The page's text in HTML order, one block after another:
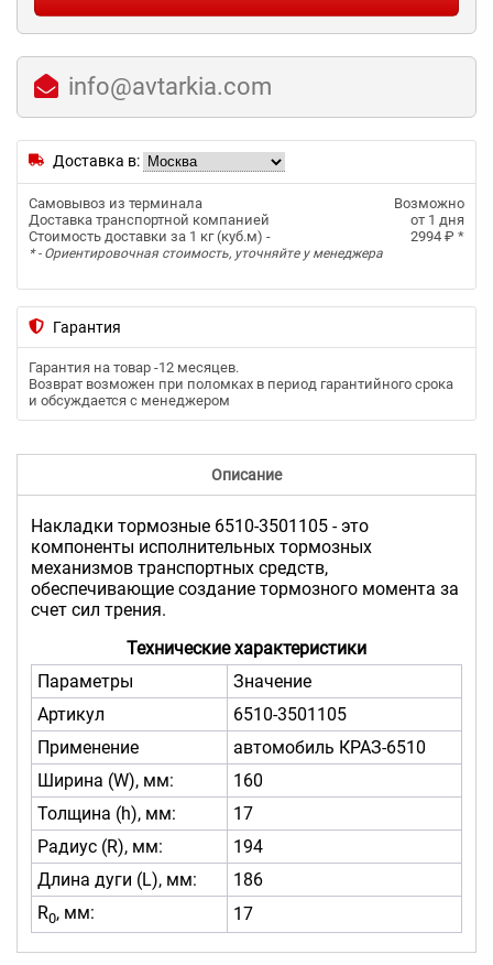
info@avtarkia.com
Доставка в:
Самовывоз из терминала
Возможно
Доставка транспортной компанией
от 1 дня
Стоимость доставки за 1 кг (куб.м) -
2994 ₽ *
* - Ориентировочная стоимость, уточняйте у менеджера
Гарантия
Гарантия на товар -12 месяцев.
Возврат возможен при поломках в период гарантийного срока
и обсуждается с менеджером
Описание
Накладки тормозные 6510-3501105 - это
компоненты исполнительных тормозных
механизмов транспортных средств,
обеспечивающие создание тормозного момента за
счет сил трения.
Технические характеристики
Параметры
Значение
Артикул
6510-3501105
Применение
автомобиль КРАЗ-6510
Ширина (W), мм:
160
Толщина (h), мм:
17
Радиус (R), мм:
194
Длина дуги (L), мм:
186
R0, мм: 17